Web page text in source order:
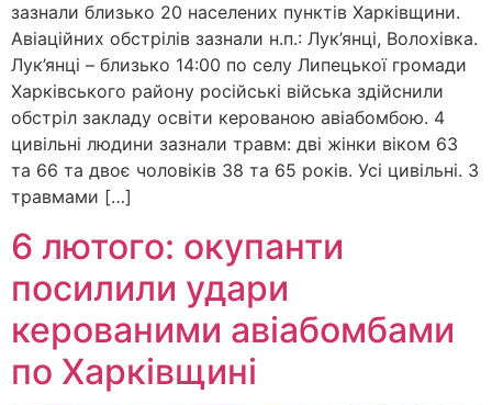
зазнали близько 20 населених пунктів Харківщини.
Авіаційних обстрілів зазнали н.п.: Лук’янці, Волохівка.
Лук’янці – близько 14:00 по селу Липецької громади
Харківського району російські війська здійснили
обстріл закладу освіти керованою авіабомбою. 4
цивільні людини зазнали травм: дві жінки віком 63
та 66 та двоє чоловіків 38 та 65 років. Усі цивільні. З
травмами […]
6 лютого: окупанти
посилили удари
керованими авіабомбами
по Харківщині